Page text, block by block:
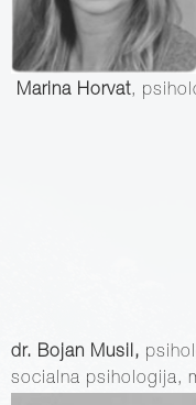
Marina Horvat,
dr. Bojan Musil,
socialna psihologija,